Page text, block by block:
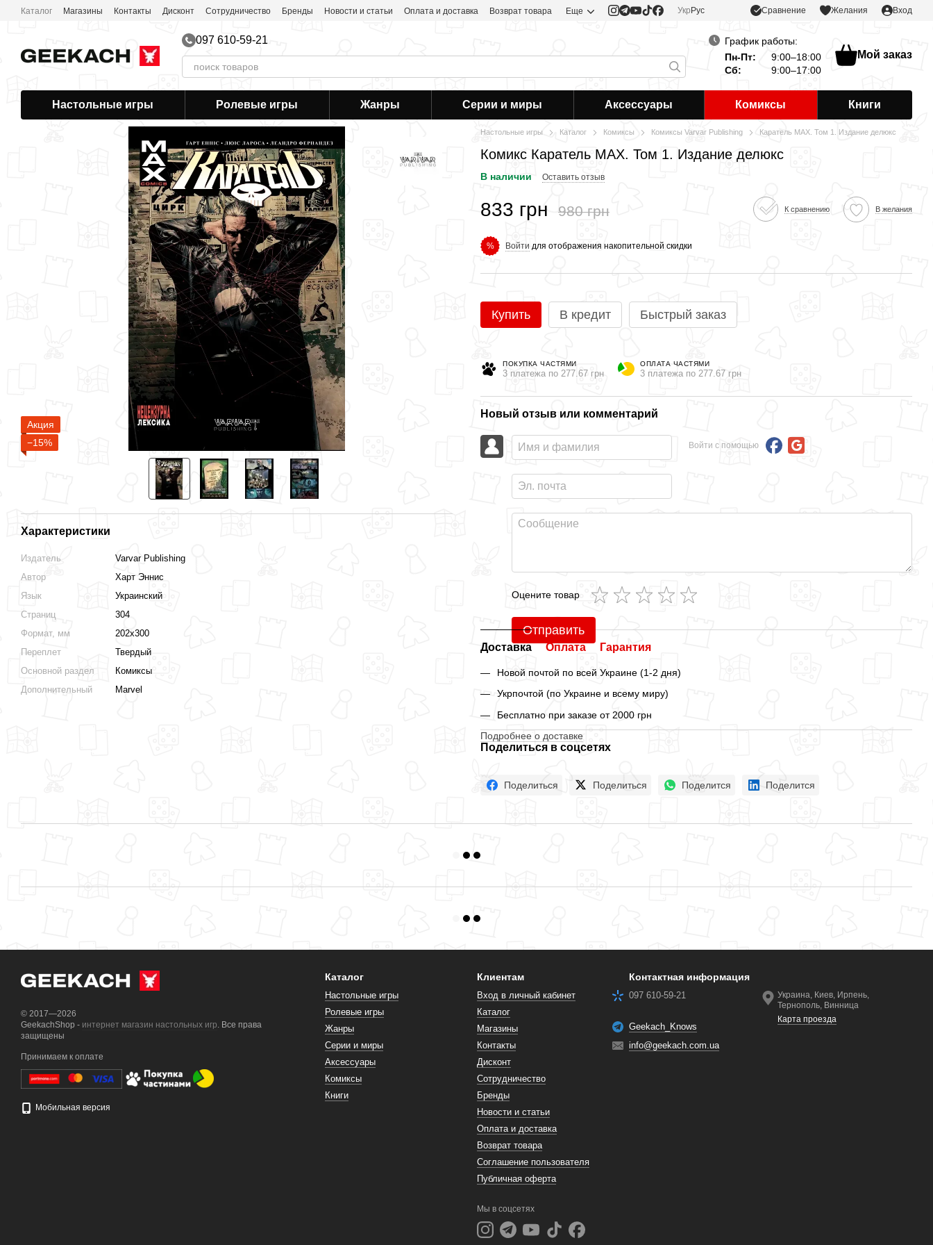
Перейти к основному контенту
Каталог Магазины Контакты Дисконт Сотрудничество Бренды Новости и статьи Оплата и доставка Возврат товара Еще Укр Рус Сравнение Желания Вход
097 610-59-21
График работы:
Пн-Пт:
9:00–18:00
Сб:
9:00–17:00
Мой заказ
Настольные игры Ролевые игры Жанры Серии и миры Аксессуары Комиксы Книги
Акция
−15%
Характеристики
Издатель
Varvar Publishing
Автор
Харт Эннис
Язык
Украинский
Страниц
304
Формат, мм
202х300
Переплет
Твердый
Основной раздел
Комиксы
Дополнительный
Marvel
Настольные игры Каталог Комиксы Комиксы Varvar Publishing Каратель MAX. Том 1. Издание делюкс
Комикс Каратель MAX. Том 1. Издание делюкс
В наличии Оставить отзыв
833 грн 980 грн К сравнению В желания
% Войти для отображения накопительной скидки
Купить В кредит Быстрый заказ
ПОКУПКА ЧАСТЯМИ
3 платежа по 277.67 грн
ОПЛАТА ЧАСТЯМИ
3 платежа по 277.67 грн
Новый отзыв или комментарий
Войти с помощью
Оцените товар
Отправить
Доставка Оплата Гарантия
Новой почтой по всей Украине (1-2 дня)
Укрпочтой (по Украине и всему миру)
Бесплатно при заказе от 2000 грн
Подробнее о доставке
Поделиться в соцсетях
Поделиться Поделиться Поделится Поделится
© 2017—2026
GeekachShop - интернет магазин настольных игр. Все права
защищены
Принимаем к оплате
Мобильная версия
Каталог
Настольные игры
Ролевые игры
Жанры
Серии и миры
Аксессуары
Комиксы
Книги
Клиентам
Вход в личный кабинет
Каталог
Магазины
Контакты
Дисконт
Сотрудничество
Бренды
Новости и статьи
Оплата и доставка
Возврат товара
Соглашение пользователя
Публичная оферта
Мы в соцсетях
Контактная информация
097 610-59-21
Geekach_Knows
info@geekach.com.ua
Украина, Киев, Ирпень,
Тернополь, Винница
Карта проезда